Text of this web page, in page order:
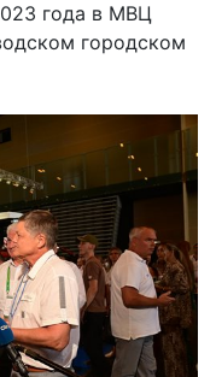
года в МВЦ
городском